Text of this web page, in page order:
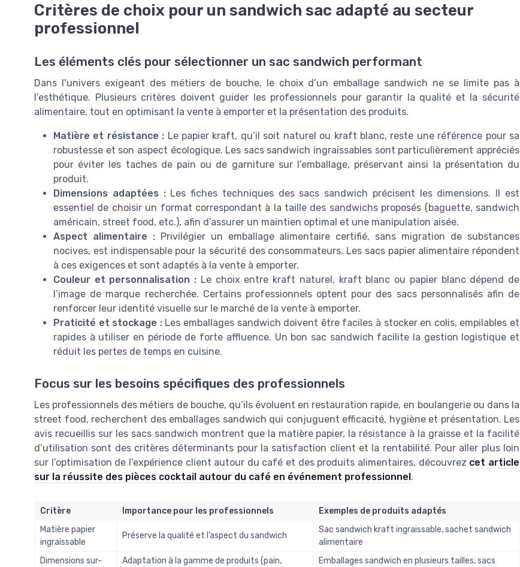
Critères de choix pour un sandwich sac adapté au secteur
professionnel
Les éléments clés pour sélectionner un sac sandwich performant
Dans l’univers exigeant des métiers de bouche, le choix d’un emballage sandwich ne se limite pas à
l’esthétique. Plusieurs critères doivent guider les professionnels pour garantir la qualité et la sécurité
alimentaire, tout en optimisant la vente à emporter et la présentation des produits.
Matière et résistance : Le papier kraft, qu’il soit naturel ou kraft blanc, reste une référence pour sa
robustesse et son aspect écologique. Les sacs sandwich ingraissables sont particulièrement appréciés
pour éviter les taches de pain ou de garniture sur l’emballage, préservant ainsi la présentation du
produit.
Dimensions adaptées :Les fiches techniques des sacs sandwich précisent les dimensions. Il est
essentiel de choisir un format correspondant à la taille des sandwichs proposés (baguette, sandwich
américain, street food, etc.), afin d’assurer un maintien optimal et une manipulation aisée.
Aspect alimentaire :Privilégier un emballage alimentaire certifié, sans migration de substances
nocives, est indispensable pour la sécurité des consommateurs. Les sacs papier alimentaire répondent
à ces exigences et sont adaptés à la vente à emporter.
Couleur et personnalisation : Le choix entre kraft naturel, kraft blanc ou papier blanc dépend de
l’image de marque recherchée. Certains professionnels optent pour des sacs personnalisés afin de
renforcer leur identité visuelle sur le marché de la vente à emporter.
Praticité et stockage :Les emballages sandwich doivent être faciles à stocker en colis, empilables et
rapides à utiliser en période de forte affluence. Un bon sac sandwich facilite la gestion logistique et
réduit les pertes de temps en cuisine.
Focus sur les besoins spécifiques des professionnels
Les professionnels des métiers de bouche, qu’ils évoluent en restauration rapide, en boulangerie ou dans la
street food, recherchent des emballages sandwich qui conjuguent efficacité, hygiène et présentation. Les
avis recueillis sur les sacs sandwich montrent que la matière papier, la résistance à la graisse et la facilité
d’utilisation sont des critères déterminants pour la satisfaction client et la rentabilité. Pour aller plus loin
sur l’optimisation de l’expérience client autour du café et des produits alimentaires, découvrez cet article
sur la réussite des pièces cocktail autour du café en événement professionnel.
Critère Importance pour les professionnels
Exemples de produits adaptés
Matière papier
ingraissable
Préserve la qualité et l’aspect du sandwich
Sac sandwich kraft ingraissable, sachet sandwich
alimentaire
Dimensions sur-
Adaptation à la gamme de produits (pain, Emballages sandwich en plusieurs tailles, sacs